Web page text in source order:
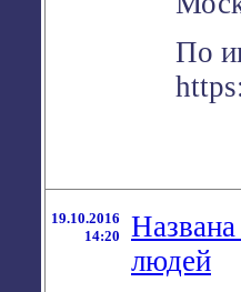
По
19.10.2016
14:20
людей